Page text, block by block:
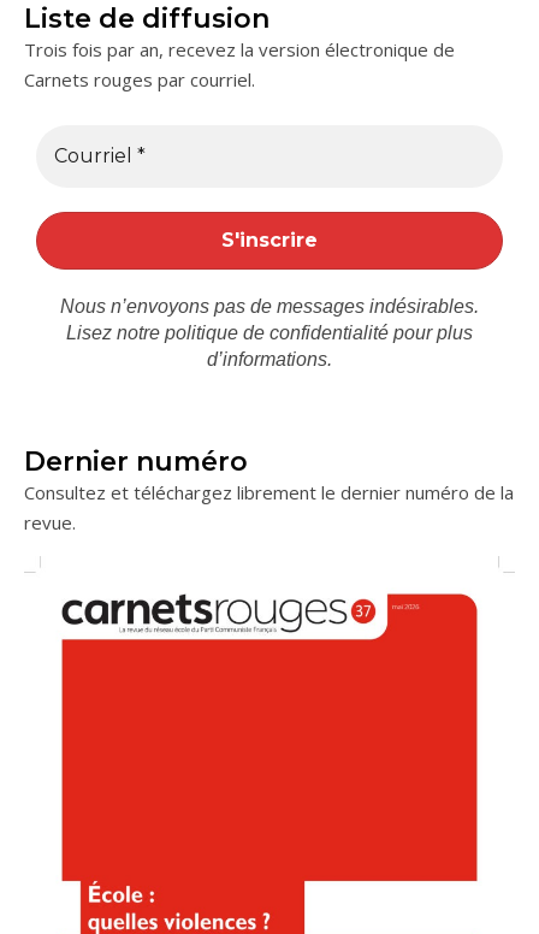
Liste de diffusion
Trois fois par an, recevez la version électronique de
Carnets rouges par courriel.
Nous n’envoyons pas de messages indésirables.
Lisez notre politique de confidentialité pour plus
d’informations.
Dernier numéro
Consultez et téléchargez librement le dernier numéro de la
revue.